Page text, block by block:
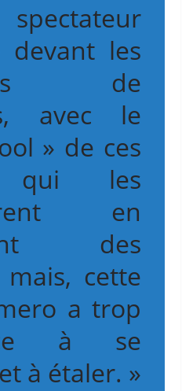
devant les
de
avec le
» de ces
qui les
en
des
mais, cette
a trop
à se
à étaler. »